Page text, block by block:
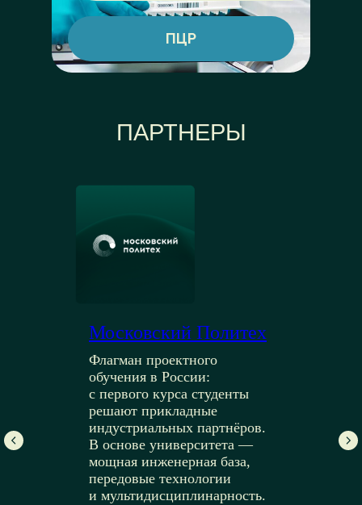
ПЦР
ПАРТНЕРЫ
Московский Политех
Флагман проектного
обучения в России:
с первого курса студенты
решают прикладные
индустриальных партнёров.
В основе университета —
мощная инженерная база,
передовые технологии
и мультидисциплинарность.